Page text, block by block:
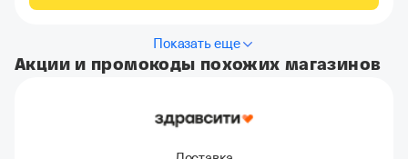
Показать еще
Акции и промокоды похожих магазинов